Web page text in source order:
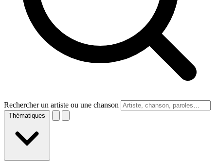
Rechercher un artiste ou une chanson
Thématiques